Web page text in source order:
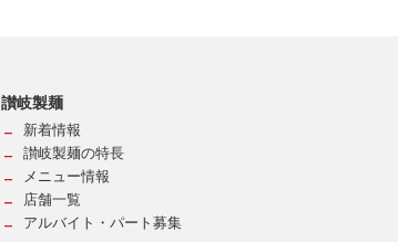
讃岐製麺
新着情報
讃岐製麺の特長
メニュー情報
店舗一覧
アルバイト・パート募集